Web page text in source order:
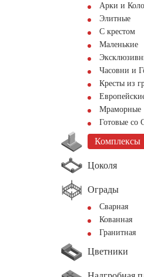
Арки и
Элитные
С крестом
Маленькие
Часовни и
Кресты из
Мраморные
Готовые со
Комплексы
Цоколя
Ограды
Сварная
Кованная
Гранитная
Цветники